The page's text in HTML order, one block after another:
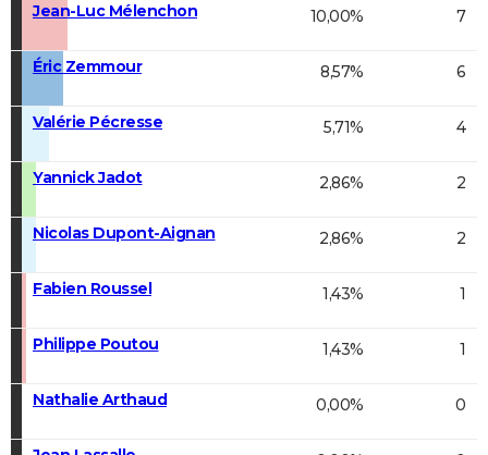
Jean-Luc Mélenchon 10,00% 7
Éric Zemmour 8,57% 6
Valérie Pécresse 5,71% 4
Yannick Jadot 2,86% 2
Nicolas Dupont-Aignan 2,86% 2
Fabien Roussel 1,43% 1
Philippe Poutou 1,43% 1
Nathalie Arthaud 0,00% 0